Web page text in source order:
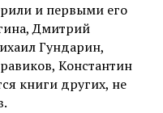
и первыми его
Дмитрий
Гундарин,
Константин
книги других, не